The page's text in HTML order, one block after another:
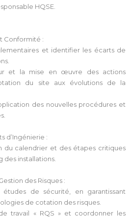
HQSE.
Conformité :
et identifier les écarts de
et la mise en œuvre des actions
du site aux évolutions de la
des nouvelles procédures et
d’Ingénierie :
du calendrier et des étapes critiques
installations.
des Risques :
de sécurité, en garantissant
de cotation des risques.
travail « RQS » et coordonner les